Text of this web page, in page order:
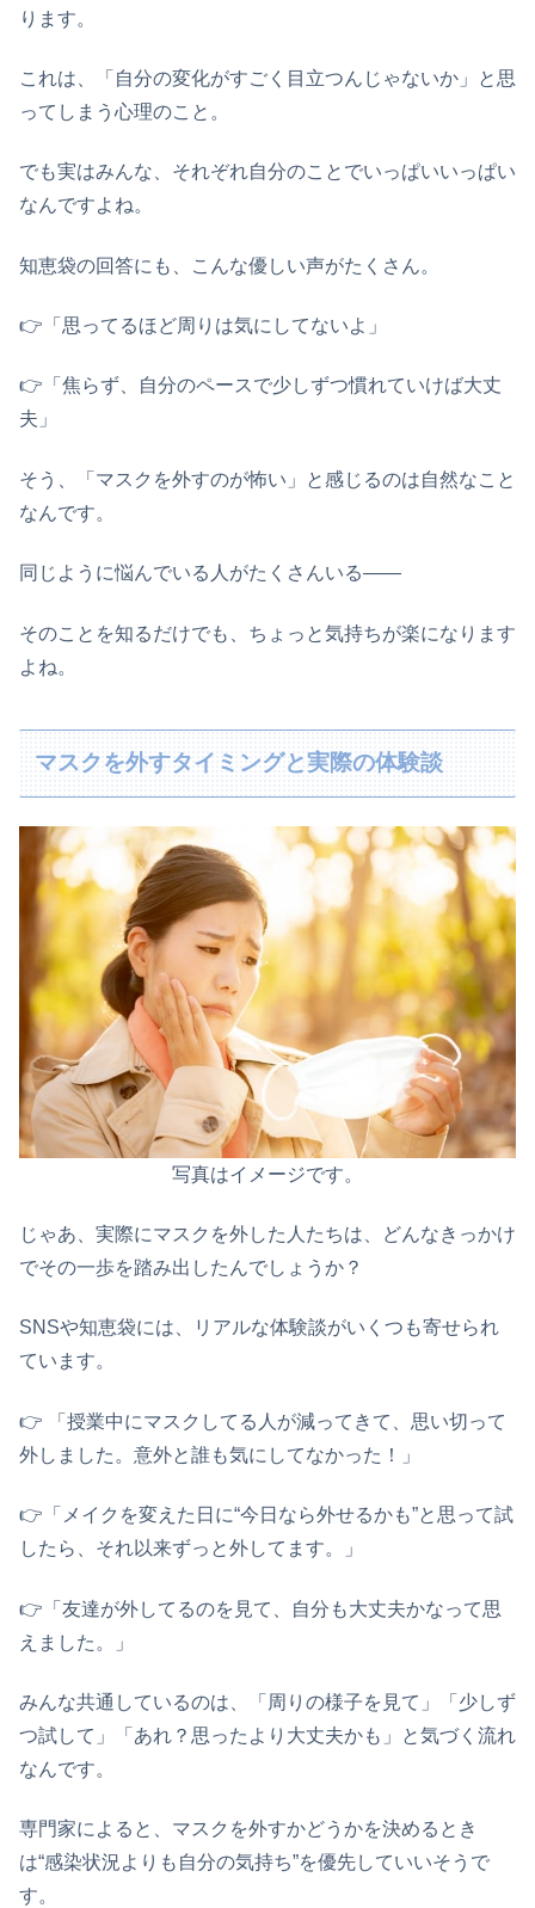
ります。
これは、「自分の変化がすごく目立つんじゃないか」と思
ってしまう心理のこと。
でも実はみんな、それぞれ自分のことでいっぱいいっぱい
なんですよね。
知恵袋の回答にも、こんな優しい声がたくさん。
👉️「思ってるほど周りは気にしてないよ」
👉️「焦らず、自分のペースで少しずつ慣れていけば大丈
夫」
そう、「マスクを外すのが怖い」と感じるのは自然なこと
なんです。
同じように悩んでいる人がたくさんいる――
そのことを知るだけでも、ちょっと気持ちが楽になります
よね。
マスクを外すタイミングと実際の体験談
写真はイメージです。
じゃあ、実際にマスクを外した人たちは、どんなきっかけ
でその一歩を踏み出したんでしょうか？
SNSや知恵袋には、リアルな体験談がいくつも寄せられ
ています。
👉️ 「授業中にマスクしてる人が減ってきて、思い切って
外しました。意外と誰も気にしてなかった！」
👉️「メイクを変えた日に“今日なら外せるかも”と思って試
したら、それ以来ずっと外してます。」
👉️「友達が外してるのを見て、自分も大丈夫かなって思
えました。」
みんな共通しているのは、「周りの様子を見て」「少しず
つ試して」「あれ？思ったより大丈夫かも」と気づく流れ
なんです。
専門家によると、マスクを外すかどうかを決めるとき
は“感染状況よりも自分の気持ち”を優先していいそうで
す。